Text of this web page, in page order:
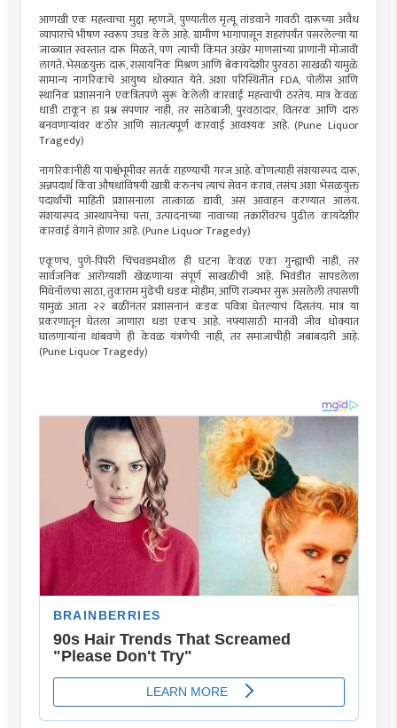
आणखी एक महत्त्वाचा मुद्दा म्हणजे, पुण्यातील मृत्यू तांडवाने गावठी दारूच्या अवैध
व्यापाराचे भीषण स्वरूप उघड केले आहे. ग्रामीण भागापासून शहरांपर्यंत पसरलेल्या या
जाळ्यात स्वस्तात दारू मिळते, पण त्याची किंमत अखेर माणसांच्या प्राणांनी मोजावी
लागते. भेसळयुक्त दारू, रासायनिक मिश्रण आणि बेकायदेशीर पुरवठा साखळी यामुळे
सामान्य नागरिकांचे आयुष्य धोक्यात येते. अशा परिस्थितीत FDA, पोलीस आणि
स्थानिक प्रशासनाने एकत्रितपणे सुरू केलेली कारवाई महत्त्वाची ठरतेय. मात्र केवळ
धाडी टाकून हा प्रश्न संपणार नाही, तर साठेबाजी, पुरवठादार, वितरक आणि दारु
बनवणाऱ्यांवर कठोर आणि सातत्यपूर्ण कारवाई आवश्यक आहे. (Pune Liquor
Tragedy)
नागरिकांनीही या पार्श्वभूमीवर सतर्क राहण्याची गरज आहे. कोणत्याही संशयास्पद दारू,
अन्नपदार्थ किंवा औषधांविषयी खात्री करुनच त्याचं सेवन करावं, तसंच अशा भेसळयुक्त
पदार्थांची माहिती प्रशासनाला तात्काळ द्यावी, असं आवाहन करण्यात आलंय.
संशयास्पद आस्थापनेचा पत्ता, उत्पादनाच्या नावाच्या तक्रारींवरच पुढील कायदेशीर
कारवाई वेगाने होणार आहे. (Pune Liquor Tragedy)
एकूणच, पुणे-पिंपरी चिंचवडमधील ही घटना केवळ एका गुन्ह्याची नाही, तर
सार्वजनिक आरोग्याशी खेळणाऱ्या संपूर्ण साखळीची आहे. भिवंडीत सापडलेला
मिथेनॉलचा साठा, तुकाराम मुंढेंची धडक मोहीम, आणि राज्यभर सुरू असलेली तपासणी
यामुळं आता २२ बळींनंतर प्रशासनानं कडक पवित्रा घेतल्याचं दिसतंय. मात्र या
प्रकरणातून घेतला जाणारा धडा एकच आहे. नफ्यासाठी मानवी जीव धोक्यात
घालणाऱ्यांना थांबवणे ही केवळ यंत्रणेची नाही, तर समाजाचीही जबाबदारी आहे.
(Pune Liquor Tragedy)